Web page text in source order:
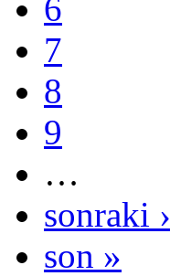
6
7
8
9
…
sonraki ›
son »